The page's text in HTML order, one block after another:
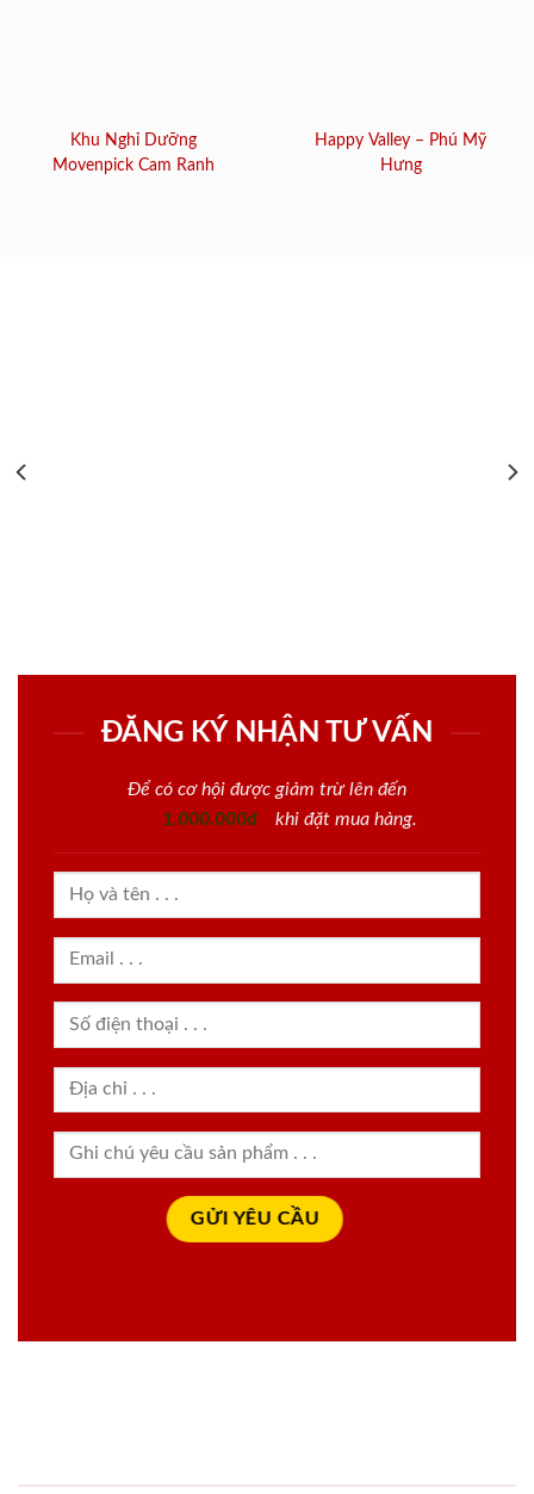
Khu Nghỉ Dưỡng
Movenpick Cam Ranh
Happy Valley – Phú Mỹ
Hưng
ĐĂNG KÝ NHẬN TƯ VẤN
Để có cơ hội được giảm trừ lên đến
1.000.000đ
khi đặt mua hàng.